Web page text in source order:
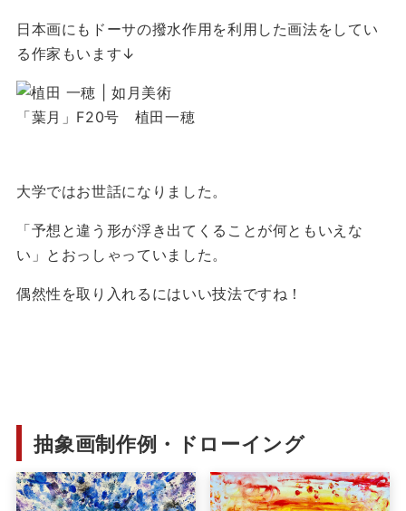
日本画にもドーサの撥水作用を利用した画法をしてい
る作家もいます↓
「葉月」F20号 植田一穂
大学ではお世話になりました。
「予想と違う形が浮き出てくることが何ともいえな
い」とおっしゃっていました。
偶然性を取り入れるにはいい技法ですね！
抽象画制作例・ドローイング